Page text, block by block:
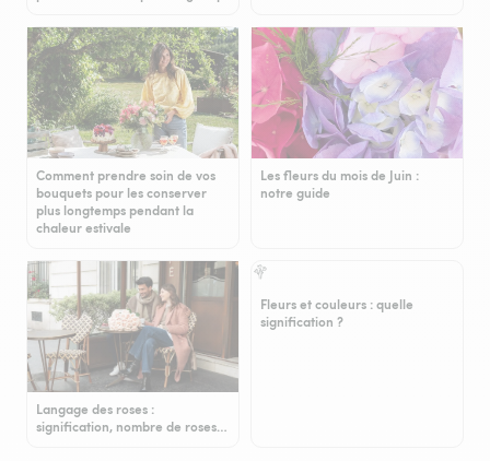
Comment prendre soin de vos
bouquets pour les conserver
plus longtemps pendant la
chaleur estivale
Les fleurs du mois de Juin :
notre guide
Langage des roses :
signification, nombre de roses…
Fleurs et couleurs : quelle
signification ?